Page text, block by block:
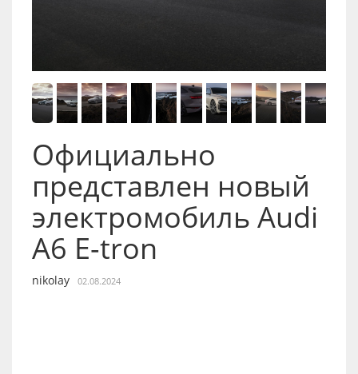
Официально
представлен новый
электромобиль Audi
A6 E-tron
nikolay 02.08.2024